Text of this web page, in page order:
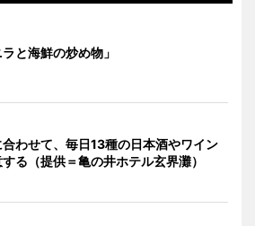
ラと海鮮の炒め物」
わせて、毎日13種の日本酒やワイン
る（提供＝亀の井ホテル玄界灘）